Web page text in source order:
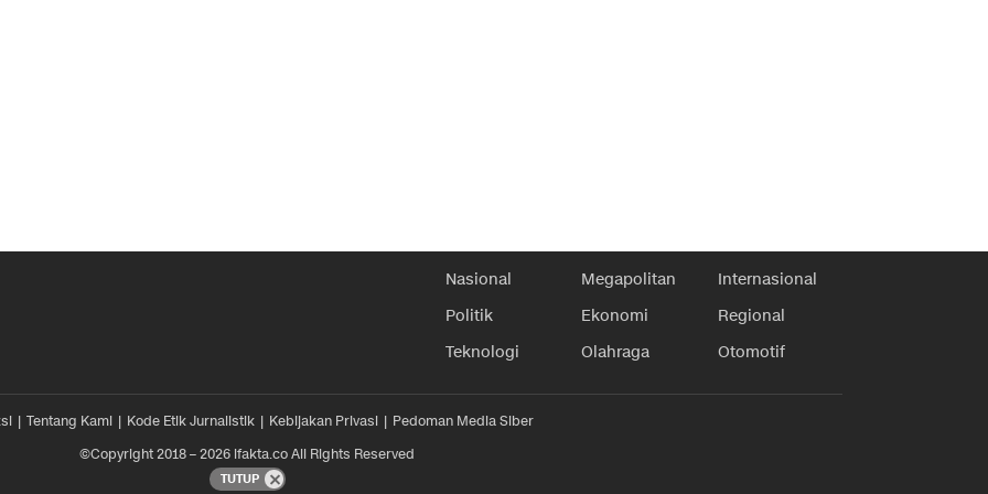
Nasional Megapolitan
Internasional
Politik
Ekonomi
Regional
Teknologi
Olahraga Otomotif
Tentang Kami Kode Etik Jurnalistik Kebijakan Privasi
Pedoman Media Siber
©Copyright 2018 – 2026 ifakta.co All Rights Reserved
TUTUP